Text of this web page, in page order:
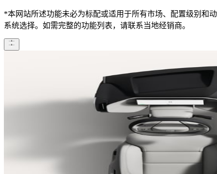
*本网站所述功能未必为标配或适用于所有市场、配置级别和
系统选择。如需完整的功能列表，请联系当地经销商。